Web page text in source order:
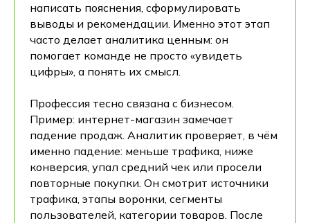
написать пояснения, сформулировать
выводы и рекомендации. Именно этот этап
часто делает аналитика ценным: он
помогает команде не просто «увидеть
цифры», а понять их смысл.
Профессия тесно связана с бизнесом.
Пример: интернет-магазин замечает
падение продаж. Аналитик проверяет, в чём
именно падение: меньше трафика, ниже
конверсия, упал средний чек или просели
повторные покупки. Он смотрит источники
трафика, этапы воронки, сегменты
пользователей, категории товаров. После